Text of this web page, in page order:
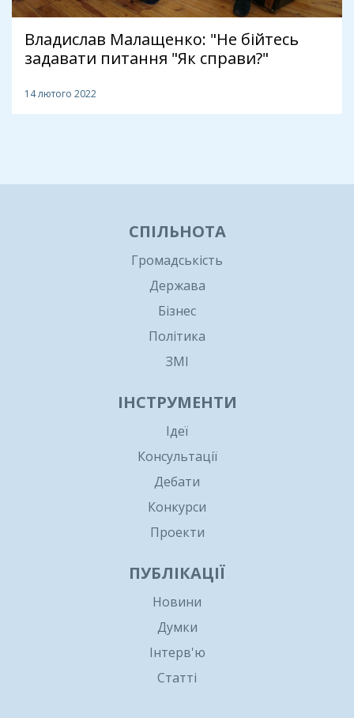
Владислав Малащенко: "Не бійтесь
задавати питання "Як справи?"
14 лютого 2022
СПІЛЬНОТА
Громадськість
Держава
Бізнес
Політика
ЗМІ
ІНСТРУМЕНТИ
Ідеї
Консультації
Дебати
Конкурси
Проекти
ПУБЛІКАЦІЇ
Новини
Думки
Інтерв'ю
Статті